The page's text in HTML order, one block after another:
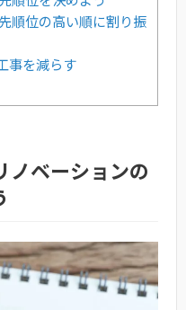
順位の高い順に割り振
事を減らす
ノベーションの